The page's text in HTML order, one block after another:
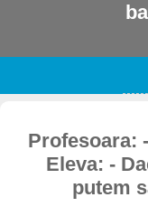
Profesoara:
Eleva: -
putem